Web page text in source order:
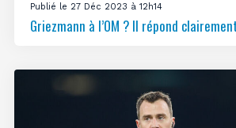
Publié le 27 Déc 2023 à 12h14
Griezmann à l’OM ? Il répond clairement